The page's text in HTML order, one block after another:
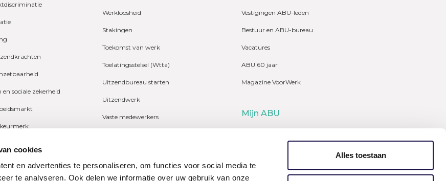
cookies
en advertenties te personaliseren, om functies voor social media te
te analyseren. Ook delen we informatie over uw gebruik van onze
Alles toestaan
en sociale zekerheid
Werkloosheid
Stakingen
Toekomst van werk
Toelatingsstelsel (Wtta)
Uitzendbureau starten
Uitzendwerk
Vaste medewerkers
Zzp
Vestigingen ABU-leden
Bestuur en ABU-bureau
Vacatures
ABU 60 jaar
Magazine VoorWerk
Mijn ABU